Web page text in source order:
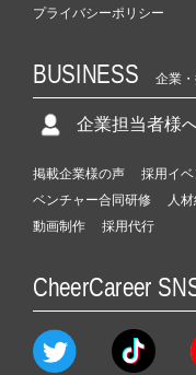
プライバシーポリシー
BUSINESS 企業
企業担当者様
掲載企業様の声 採用イベ
ベンチャー合同研修
人
動画制作
採用代行
CheerCareer